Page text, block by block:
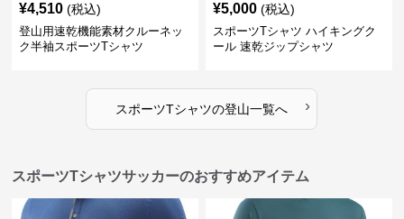
¥4,510 (税込)
登山用速乾機能素材クルーネッ
ク半袖スポーツTシャツ
¥5,000 (税込)
スポーツTシャツ ハイキングク
ール 速乾ジップシャツ
スポーツTシャツの登山一覧へ ›
スポーツTシャツサッカーのおすすめアイテム